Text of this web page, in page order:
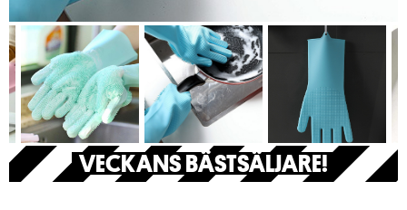
VECKANS BÄSTSÄLJARE!